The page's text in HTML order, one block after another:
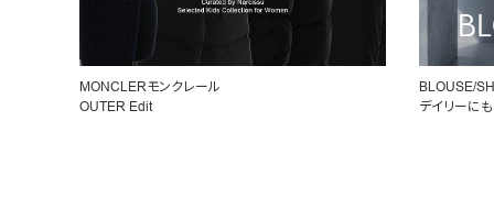
BLOUSE/SHIRT
デイリーにもオフィスにも◎
女性らしい
ペプラムトッ